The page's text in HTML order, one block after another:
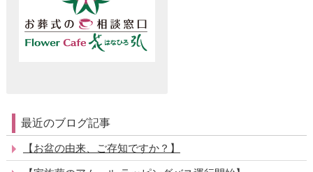
最近のブログ記事
【お盆の由来、ご存知ですか？】